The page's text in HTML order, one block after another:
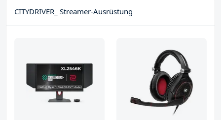
CITYDRIVER_ Streamer-Ausrüstung